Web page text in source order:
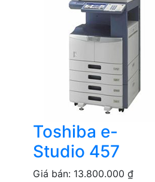
Toshiba e-
Studio 457
Giá bán: 13.800.000 ₫